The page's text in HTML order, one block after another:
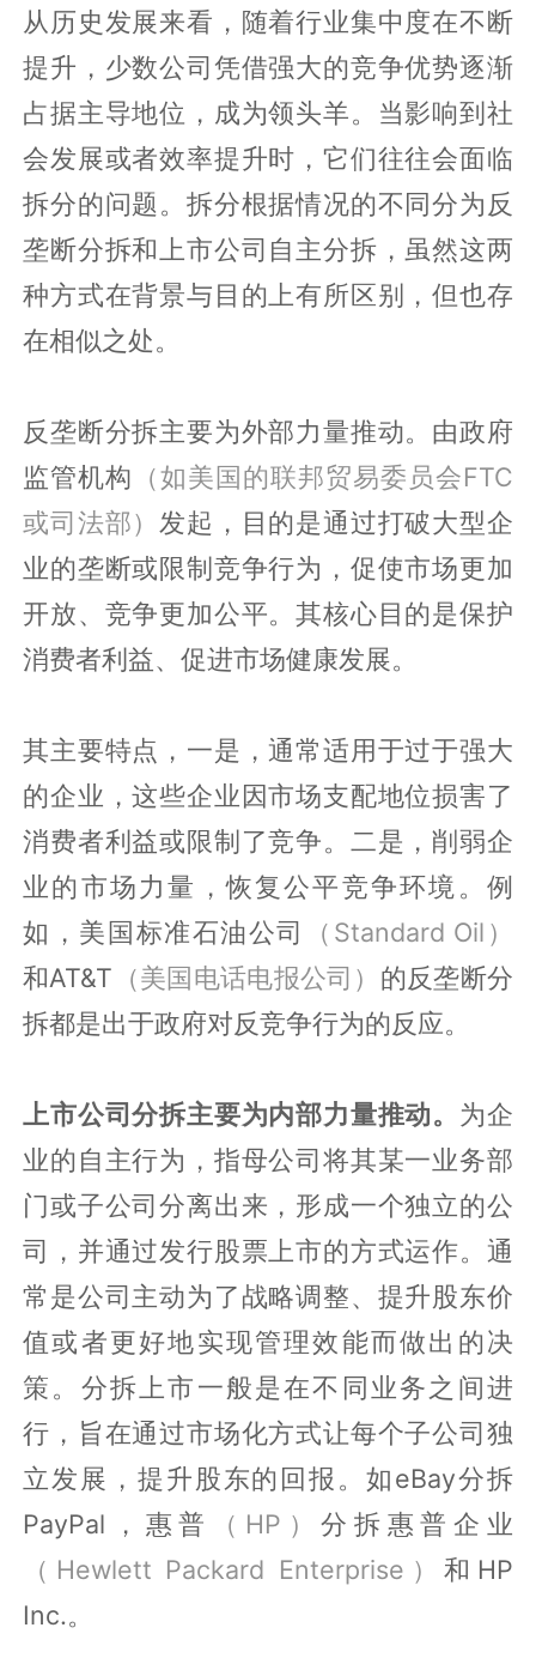
从历史发展来看，随着行业集中度在不断
提升，少数公司凭借强大的竞争优势逐渐
占据主导地位，成为领头羊。当影响到社
会发展或者效率提升时，它们往往会面临
拆分的问题。拆分根据情况的不同分为反
垄断分拆和上市公司自主分拆，虽然这两
种方式在背景与目的上有所区别，但也存
在相似之处。
反垄断分拆主要为外部力量推动。由政府
监管机构 （如美国的联邦贸易委员会FTC
或司法部） 发起，目的是通过打破大型企
业的垄断或限制竞争行为，促使市场更加
开放、竞争更加公平。其核心目的是保护
消费者利益、促进市场健康发展。
其主要特点，一是，通常适用于过于强大
的企业，这些企业因市场支配地位损害了
消费者利益或限制了竞争。二是，削弱企
业的市场力量，恢复公平竞争环境。例
如，美国标准石油公司
（Standard Oil）
和AT&T （美国电话电报公司） 的反垄断分
拆都是出于政府对反竞争行为的反应。
上市公司分拆主要为内部力量推动。 为企
业的自主行为，指母公司将其某一业务部
门或子公司分离出来，形成一个独立的公
司，并通过发行股票上市的方式运作。通
常是公司主动为了战略调整、提升股东价
值或者更好地实现管理效能而做出的决
策。分拆上市一般是在不同业务之间进
行，旨在通过市场化方式让每个子公司独
立发展，提升股东的回报。如eBay分拆
PayPal，惠普
（HP）分拆惠普企业
（Hewlett Packard Enterprise）和HP
Inc.。